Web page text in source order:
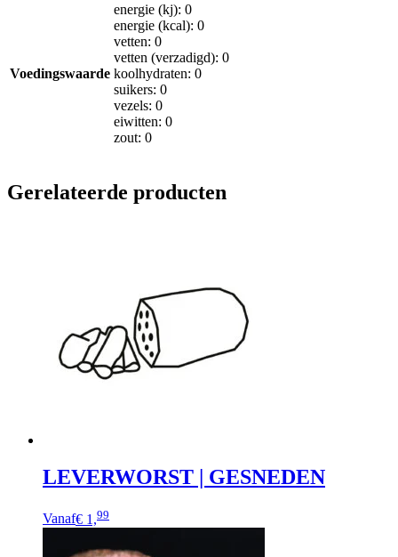
Voedingswaarde
energie (kj): 0
energie (kcal): 0
vetten: 0
vetten (verzadigd): 0
koolhydraten: 0
suikers: 0
vezels: 0
eiwitten: 0
zout: 0
Gerelateerde producten
LEVERWORST | GESNEDEN
Vanaf€ 1,99
product
heeft